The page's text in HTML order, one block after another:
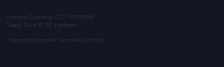
Monika Guthová, IČO: 74775596
Slepá 24, 439 26 Libčeves
Odpovědná osoba: Monika Guthová